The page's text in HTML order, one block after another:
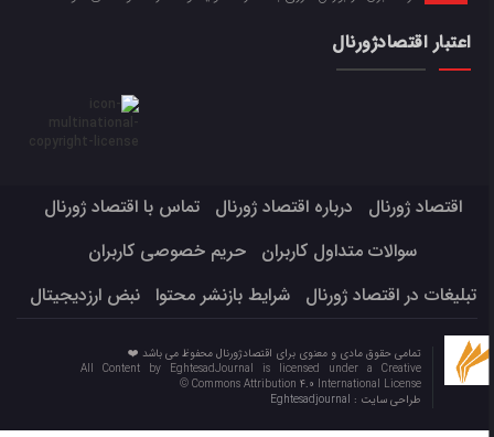
اعتبار اقتصادژورنال
اقتصاد ژورنال درباره اقتصاد ژورنال
تماس با اقتصاد ژورنال
سوالات متداول کاربران
حریم خصوصی کاربران
تبلیغات در اقتصاد ژورنال
شرایط بازنشر محتوا نبض ارزدیجیتال
تمامی حقوق مادی و معنوی برای اقتصادژورنال محفوظ می باشد ❤️
All Content by EghtesadJournal is licensed under a Creative
Commons Attribution 4.0 International License ©️
طراحی سایت :